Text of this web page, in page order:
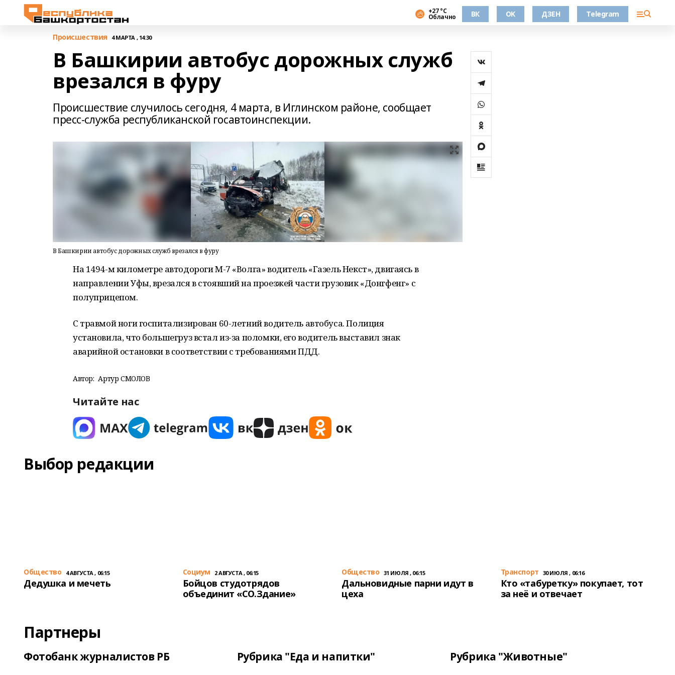
+27 °С
Облачно ВК OK ДЗЕН Telegram
Происшествия 4 МАРТА , 14:30
В Башкирии автобус дорожных служб
врезался в фуру
Происшествие случилось сегодня, 4 марта, в Иглинском районе, сообщает
пресс-служба республиканской госавтоинспекции.
В Башкирии автобус дорожных служб врезался в фуру
На 1494-м километре автодороги М-7 «Волга» водитель «Газель Некст», двигаясь в
направлении Уфы, врезался в стоявший на проезжей части грузовик «Донгфенг» с
полуприцепом.
С травмой ноги госпитализирован 60-летний водитель автобуса. Полиция
установила, что большегруз встал из-за поломки, его водитель выставил знак
аварийной остановки в соответствии с требованиями ПДД.
Автор: Артур СМОЛОВ
Читайте нас
Выбор редакции
Общество 4 АВГУСТА , 06:15
Дедушка и мечеть
Cоциум 2 АВГУСТА , 06:15
Бойцов студотрядов
объединит «СО.Здание»
Общество 31 ИЮЛЯ , 06:15
Дальновидные парни идут в
цеха
Транспорт 30 ИЮЛЯ , 06:16
Кто «табуретку» покупает, тот
за неё и отвечает
Партнеры
Фотобанк журналистов РБ Рубрика "Еда и напитки" Рубрика "Животные"